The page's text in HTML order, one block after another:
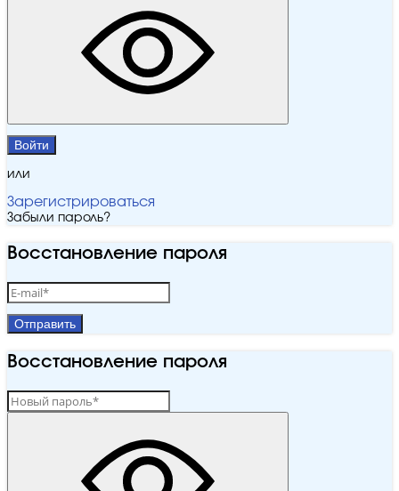
Войти
или
Зарегистрироваться
Забыли пароль?
Восстановление пароля
Отправить
Восстановление пароля